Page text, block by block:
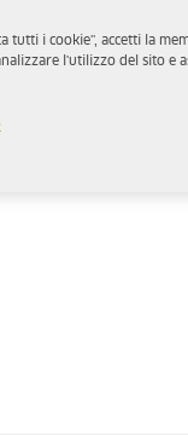
Pulisce la
tosaerba
tutti i cookie", accetti la
l'utilizzo del sito e